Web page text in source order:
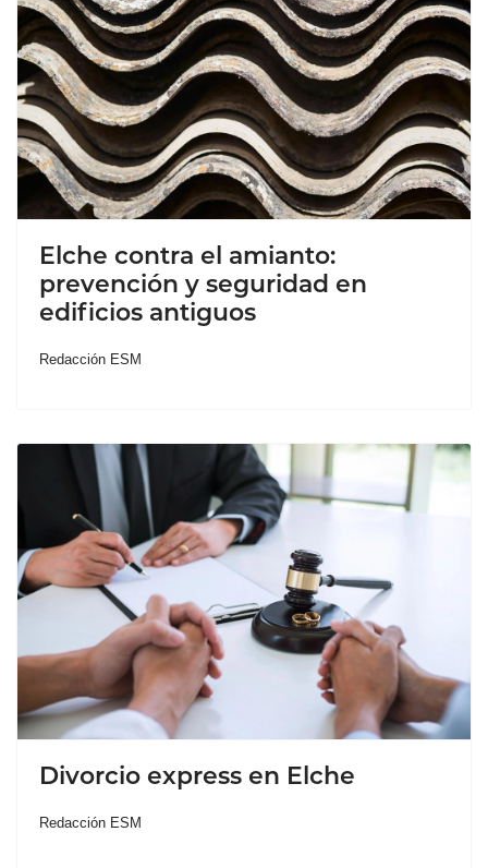
Elche contra el amianto:
prevención y seguridad en
edificios antiguos
Redacción ESM
Divorcio express en Elche
Redacción ESM